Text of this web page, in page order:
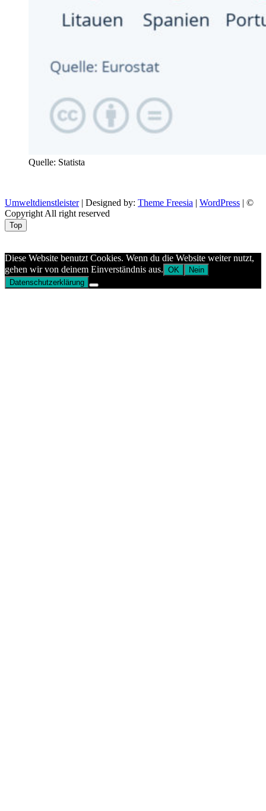
Quelle: Statista
Umweltdienstleister| Designed by: Theme Freesia | WordPress | ©
Copyright All right reserved
Top
Diese Website benutzt Cookies. Wenn du die Website weiter nutzt,
gehen wir von deinem Einverständnis aus. OK
Nein
Datenschutzerklärung